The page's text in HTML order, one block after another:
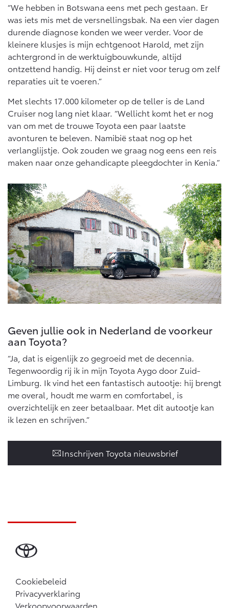
“We hebben in Botswana eens met pech gestaan. Er
was iets mis met de versnellingsbak. Na een vier dagen
durende diagnose konden we weer verder. Voor de
kleinere klusjes is mijn echtgenoot Harold, met zijn
achtergrond in de werktuigbouwkunde, altijd
ontzettend handig. Hij deinst er niet voor terug om zelf
reparaties uit te voeren.”
Met slechts 17.000 kilometer op de teller is de Land
Cruiser nog lang niet klaar. “Wellicht komt het er nog
van om met de trouwe Toyota een paar laatste
avonturen te beleven. Namibië staat nog op het
verlanglijstje. Ook zouden we graag nog eens een reis
maken naar onze gehandicapte pleegdochter in Kenia.”
Geven jullie ook in Nederland de voorkeur
aan Toyota?
“Ja, dat is eigenlijk zo gegroeid met de decennia.
Tegenwoordig rij ik in mijn Toyota Aygo door Zuid-
Limburg. Ik vind het een fantastisch autootje: hij brengt
me overal, houdt me warm en comfortabel, is
overzichtelijk en zeer betaalbaar. Met dit autootje kan
ik lezen en schrijven.”
Inschrijven Toyota nieuwsbrief
Cookiebeleid
Privacyverklaring
Verkoopvoorwaarden